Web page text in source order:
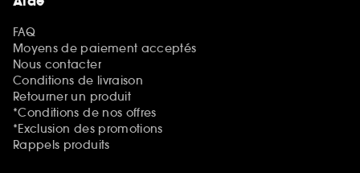
FAQ
Moyens de paiement acceptés
Nous contacter
Conditions de livraison
Retourner un produit
*Conditions de nos offres
*Exclusion des promotions
Rappels produits